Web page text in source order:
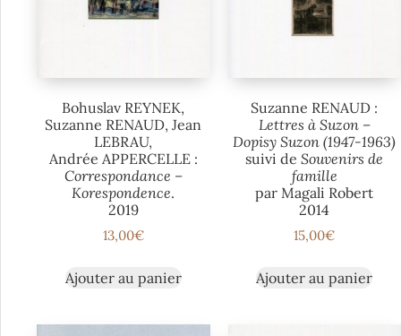
Bohuslav REYNEK,
Suzanne RENAUD, Jean
LEBRAU,
Andrée APPERCELLE :
Correspondance –
Korespondence.
2019
13,00€
Ajouter au panier
Suzanne RENAUD :
Lettres à Suzon –
Dopisy Suzon (1947-1963)
suivi deSouvenirs de
famille
par Magali Robert
2014
15,00€
Ajouter au panier